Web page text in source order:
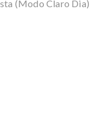
(Modo Claro